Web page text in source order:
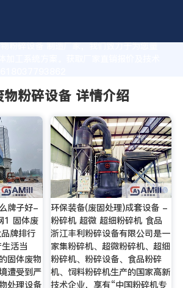
粉碎设备 制造厂家，我们致力于为您量
加工系统方案。获取厂家直销报价及技术
物粉碎设备 详情介绍
牌子好-
1 固体废
牌排行
活当
固体废物
遭受到严
处理设备
环保装备(废固处理)成套设备 -
粉碎机 超微 超细粉碎机 食品
浙江丰利粉碎设备有限公司是一
家集粉碎机、超微粉碎机、超细
粉碎机、粉碎设备、食品粉碎
机、饲料粉碎机生产的国家高新
技术企业，享有“中国粉碎机专